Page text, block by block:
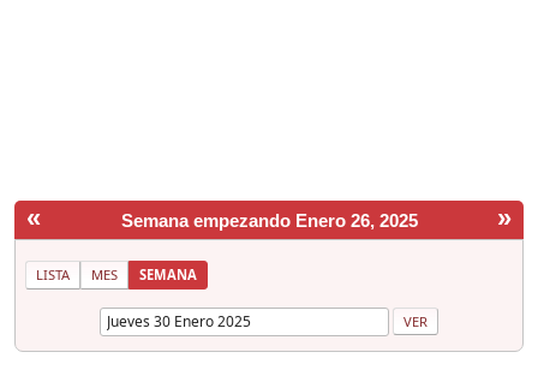
« »
Semana empezando Enero 26, 2025
LISTA MES SEMANA